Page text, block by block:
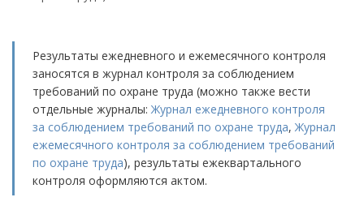
Результаты ежедневного и ежемесячного контроля
заносятся в журнал контроля за соблюдением
требований по охране труда (можно также вести
отдельные журналы:Журнал ежедневного контроля
за соблюдением требований по охране труда,Журнал
ежемесячного контроля за соблюдением требований
по охране труда), результаты ежеквартального
контроля оформляются актом.